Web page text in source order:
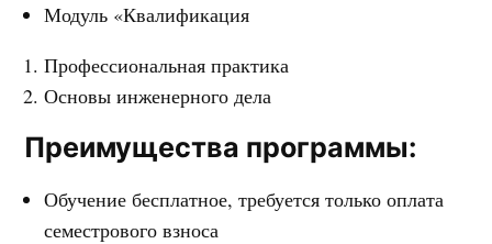
Модуль «Квалификация
Профессиональная практика
Основы инженерного дела
Преимущества программы:
Обучение бесплатное, требуется только оплата
семестрового взноса